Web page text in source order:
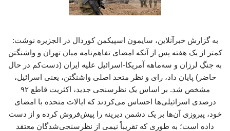
به گزارش خبرآنلاین، سایمون اسپیکمن کوردال در الجزیره نوشت:
کمتر از یک هفته پس از آنکه امضای تفاهم‌نامه میان تهران و واشنگتن
به جنگِ لرزان و سه‌ماهه آمریکا-اسرائیل علیه ایران (دست‌کم در حال
حاضر) پایان داد، رای و نظر متحد اصلی واشنگتن، یعنی اسرائیل،
مشخص شد. بر اساس یک نظرسنجی جدید، اکثریت قاطع ۹۲
درصدی اسرائیلی‌ها احساس می‌کردند که ایالات متحده با امضای
خود، پیروزی آن‌ها بر یک دشمن دیرینه را پیش‌فروش کرده و از دست
داده است؛ به طوری که تقریباً نیمی از نظرسنجی‌شدگان معتقد